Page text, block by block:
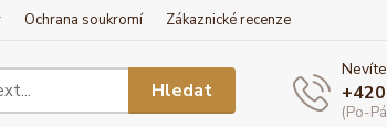
Ochrana soukromí Zákaznické recenze
Hledat
(Po-